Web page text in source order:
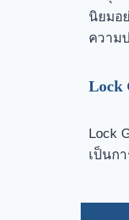
นิยมอ
ความ
Lock
Lock
เป็นก